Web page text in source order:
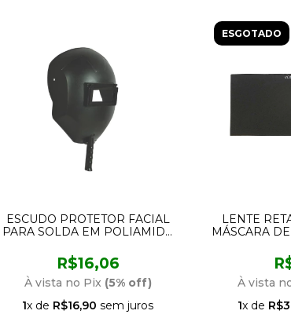
ESCUDO PROTETOR FACIAL
PARA SOLDA EM POLIAMIDA
R$16,06
À vista no Pix (5% off)
1x de R$16,90 sem juros
ESGOTADO
LENTE
MÁSCARA
À vista
1x de